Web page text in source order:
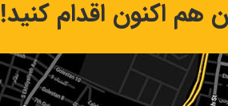
هم اکنون اقدام کنید!